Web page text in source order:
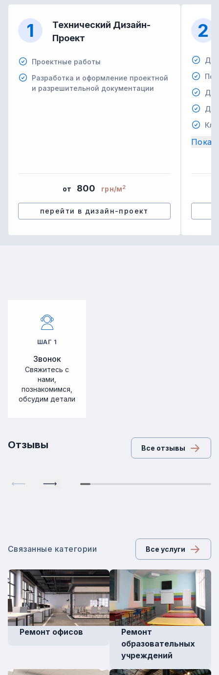
1
Технический Дизайн-
Проект
Проектные работы
Разработка и оформление проектной
и разрешительной документации
от 800 грн/м2
перейти в дизайн-проект
2
ШАГ 1
Звонок
Свяжитесь с
нами,
познакомимся,
обсудим детали
Отзывы Все отзывы
Связанные категории Все услуги
Ремонт офисов
Ремонт
образовательных
учреждений